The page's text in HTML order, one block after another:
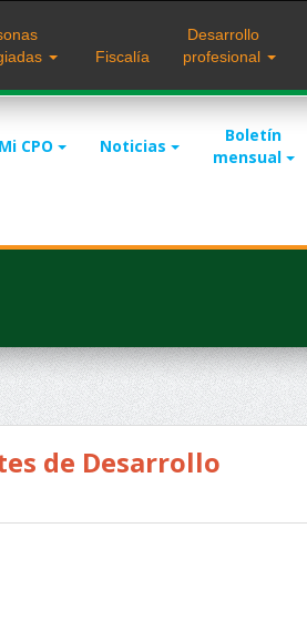
Fiscalía
Desarrollo
profesional
Mi CPO Noticias
Boletín
mensual
de Desarrollo